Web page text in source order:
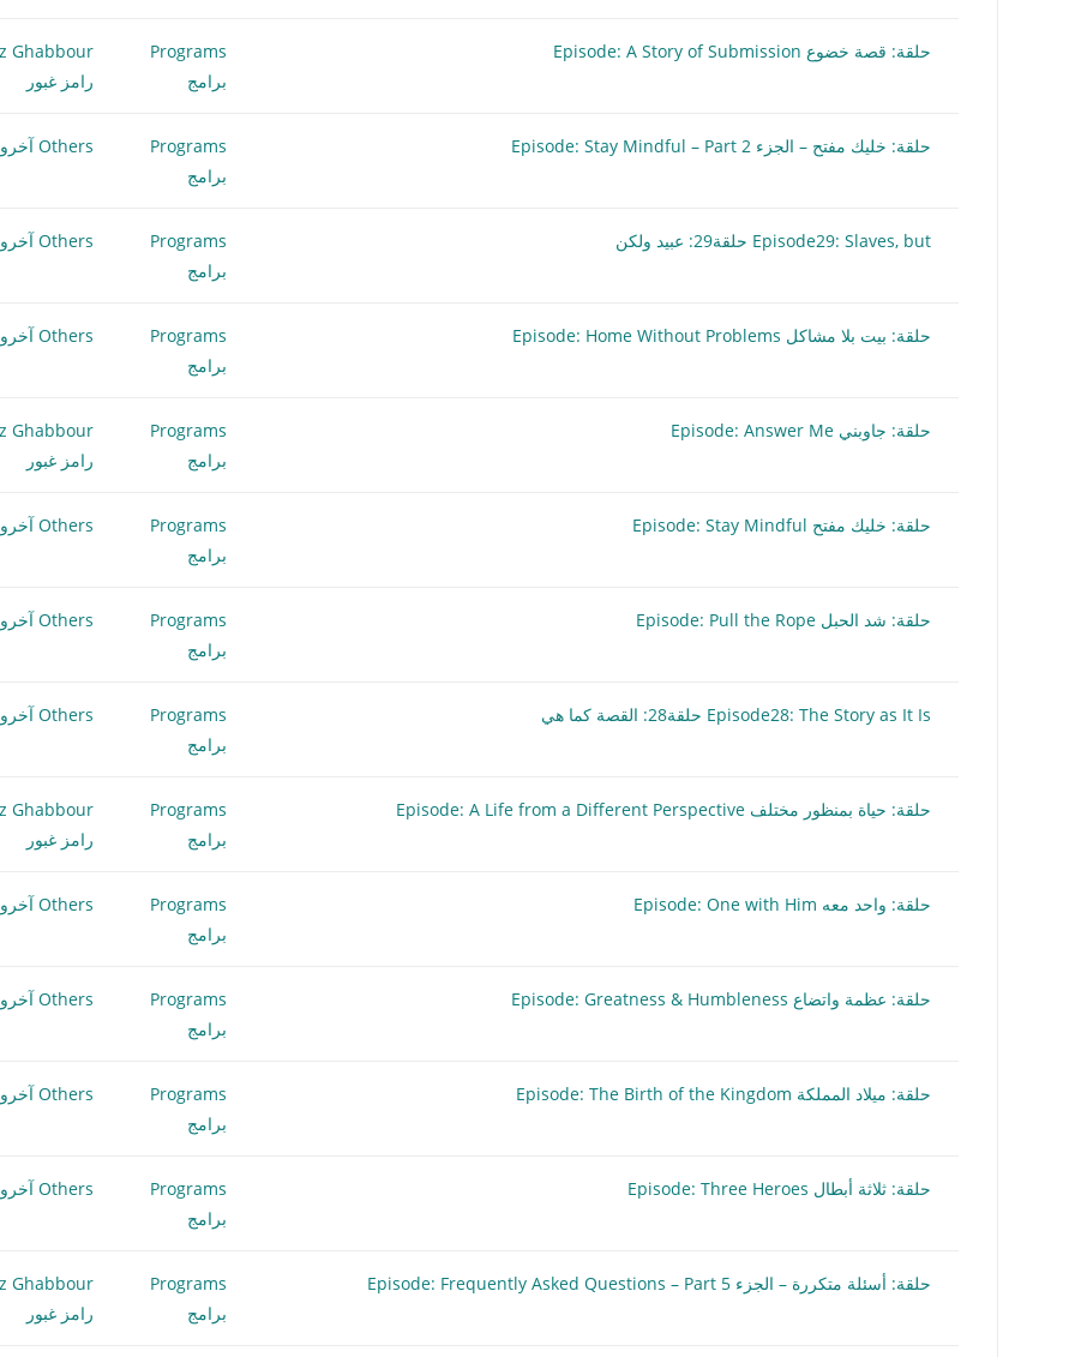
حلقة: قصة خضوع Episode: A Story of Submission
Programs
برامج
Ghabbour
رامز غبور
حلقة: خليك مفتح – الجزء 2 Episode: Stay Mindful – Part
Programs
برامج
Others آخرون
Episode29: Slaves, but حلقة29: عبيد ولكن
Programs
برامج
Others آخرون
حلقة: بيت بلا مشاكل Episode: Home Without Problems
Programs
برامج
Others آخرون
حلقة: جاوبني Episode: Answer Me
Programs
برامج
Ghabbour
رامز غبور
حلقة: خليك مفتح Episode: Stay Mindful
Programs
برامج
Others آخرون
حلقة: شد الحبل Episode: Pull the Rope
Programs
برامج
Others آخرون
Episode28: The Story as It Is حلقة28: القصة كما هي
Programs
برامج
Others آخرون
حلقة: حياة بمنظور مختلف Episode: A Life from a Different Perspective
Programs
برامج
Ghabbour
رامز غبور
حلقة: واحد معه Episode: One with Him
Programs
برامج
Others آخرون
حلقة: عظمة واتضاع Episode: Greatness & Humbleness
Programs
برامج
Others آخرون
حلقة: ميلاد المملكة Episode: The Birth of the Kingdom
Programs
برامج
Others آخرون
حلقة: ثلاثة أبطال Episode: Three Heroes
Programs
برامج
Others آخرون
حلقة: أسئلة متكررة – الجزء 5 Episode: Frequently Asked Questions – Part
Programs
برامج
Ghabbour
رامز غبور